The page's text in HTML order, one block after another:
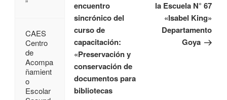
encuentro
sincrónico del
curso de
capacitación:
«Preservación y
conservación de
documentos para
bibliotecas
la Escuela N° 67
«Isabel King»
Departamento
Goya
”
CAES
Centro
de
Acompa
ñamient
o
Escolar